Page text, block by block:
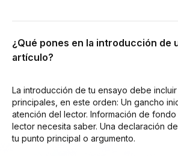
¿Qué pones en la introducción de
artículo?
La introducción de tu ensayo debe
principales, en este orden: Un gancho
atención del lector. Información de
lector necesita saber. Una declaración
tu punto principal o argumento.